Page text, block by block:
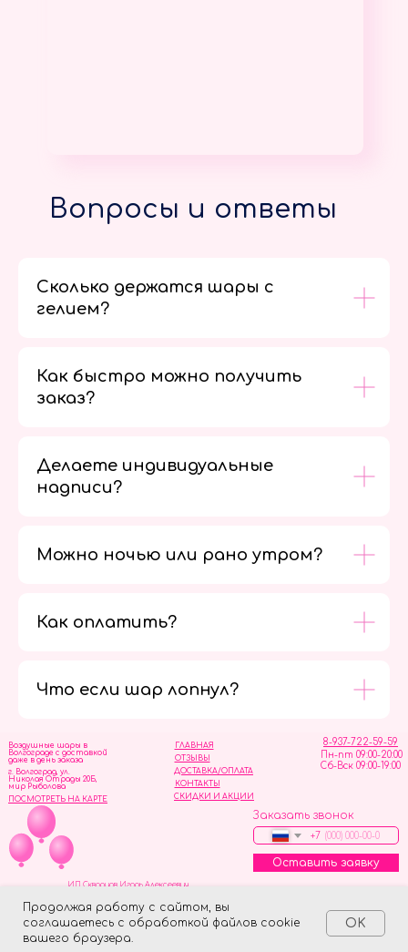
Продолжая работу с сайтом, вы
соглашаетесь с обработкой файлов cookie
вашего браузера.
OK
Вопросы и ответы
Сколько держатся шары с
гелием?
Как быстро можно получить
заказ?
Делаете индивидуальные
надписи?
Можно ночью или рано утром?
Как оплатить?
Что если шар лопнул?
ОТЗЫВЫ
ГЛАВНАЯ
ДОСТАВКА/ОПЛАТА
СКИДКИ И АКЦИИ
КОНТАКТЫ
8-937-722-59-59
Пн-пт 09:00-20:00
Сб-Вск 09:00-19:00
Воздушные шары в
Волгограде с доставкой
даже в день заказа
Заказать звонок
+7
Оставить заявку
г. Волгоград, ул.
Николая Отрады 20Б,
мир Рыболова
ПОСМОТРЕТЬ НА КАРТЕ
ИП Скворцов Игорь Алексеевич
Made on Tilda